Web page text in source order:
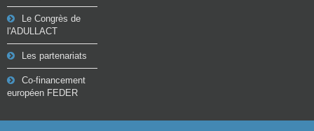
Le Congrès de
l'ADULLACT
Les partenariats
Co-financement
européen FEDER